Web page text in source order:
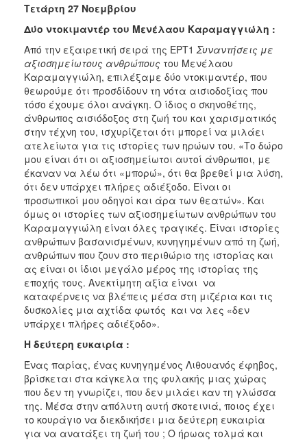
Τετάρτη 27 Νοεμβρίου
Δύο ντοκιμαντέρ του Μενέλαου Καραμαγγιώλη :
Από την εξαιρετική σειρά της ΕΡΤ1 Συναντήσεις με
αξιοσημείωτους ανθρώπους του Μενέλαου
Καραμαγγιώλη, επιλέξαμε δύο ντοκιμαντέρ, που
θεωρούμε ότι προσδίδουν τη νότα αισιοδοξίας που
τόσο έχουμε όλοι ανάγκη. Ο ίδιος ο σκηνοθέτης,
άνθρωπος αισιόδοξος στη ζωή του και χαρισματικός
στην τέχνη του, ισχυρίζεται ότι μπορεί να μιλάει
ατελείωτα για τις ιστορίες των ηρώων του. «Το δώρο
μου είναι ότι οι αξιοσημείωτοι αυτοί άνθρωποι, με
έκαναν να λέω ότι «μπορώ», ότι θα βρεθεί μια λύση,
ότι δεν υπάρχει πλήρες αδιέξοδο. Είναι οι
προσωπικοί μου οδηγοί και άρα των θεατών». Και
όμως οι ιστορίες των αξιοσημείωτων ανθρώπων του
Καραμαγγιώλη είναι όλες τραγικές. Είναι ιστορίες
ανθρώπων βασανισμένων, κυνηγημένων από τη ζωή,
ανθρώπων που ζουν στο περιθώριο της ιστορίας και
ας είναι οι ίδιοι μεγάλο μέρος της ιστορίας της
εποχής τους. Ανεκτίμητη αξία είναι να
καταφέρνεις να βλέπεις μέσα στη μιζέρια και τις
δυσκολίες μια αχτίδα φωτός και να λες «δεν
υπάρχει πλήρες αδιέξοδο».
Η δεύτερη ευκαιρία :
Ένας παρίας, ένας κυνηγημένος Λιθουανός έφηβος,
βρίσκεται στα κάγκελα της φυλακής μιας χώρας
που δεν τη γνωρίζει, που δεν μιλάει καν τη γλώσσα
της. Μέσα στην απόλυτη αυτή σκοτεινιά, ποιος έχει
το κουράγιο να διεκδικήσει μια δεύτερη ευκαιρία
για να ανατάξει τη ζωή του ; Ο ήρωας τολμά και